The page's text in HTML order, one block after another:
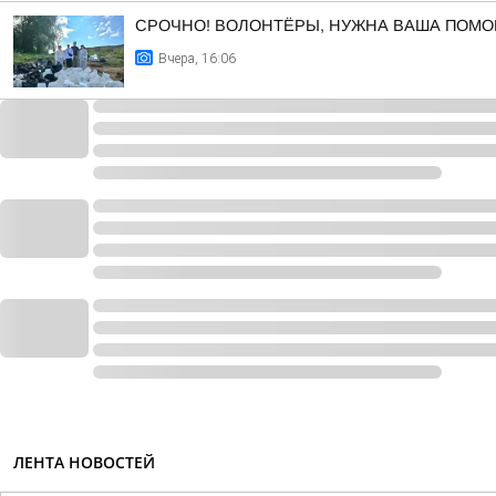
СРОЧНО! ВОЛОНТЁРЫ, НУЖНА ВАША
Вчера, 16:06
ЛЕНТА НОВОСТЕЙ